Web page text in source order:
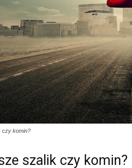
czy komin?
szalik czy komin?